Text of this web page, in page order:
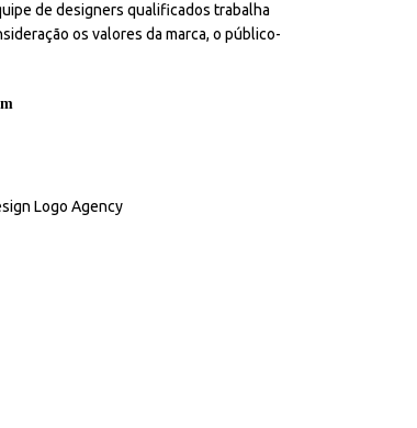
de designers qualificados trabalha
os valores da marca, o público-